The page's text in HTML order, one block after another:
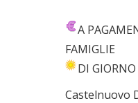
A
FAMIGLIE
DI GIORNO
Castelnuovo